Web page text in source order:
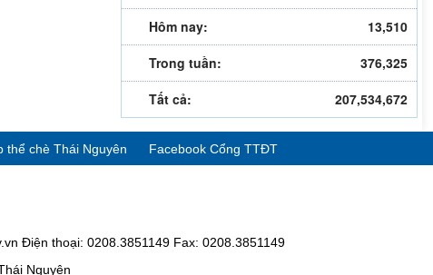
Hôm nay:
13,510
Trong tuần:
376,325
Tất cả:
207,534,672
thể chè Thái Nguyên Facebook Cổng TTĐT
Điện thoại: 0208.3851149 Fax: 0208.3851149
Nguyên